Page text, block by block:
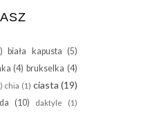
biała kapusta (5)
(4) brukselka (4)
chia (1) ciasta (19)
(10) daktyle (1)